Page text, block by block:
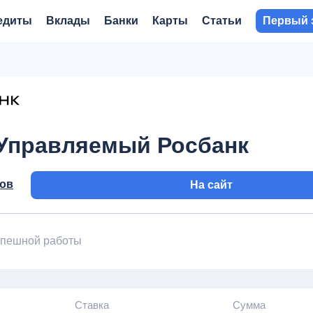
Вклады Банки Карты Статьи Первый
Росбанк
На сайт
работы
Ставка
Сумма